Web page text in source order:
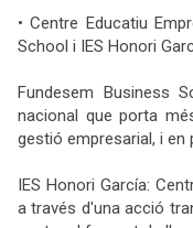
• Centre Educatiu
School i IES Honori
Fundesem Business
nacional que porta
gestió empresarial, i en
IES Honori García:
a través d'una acció